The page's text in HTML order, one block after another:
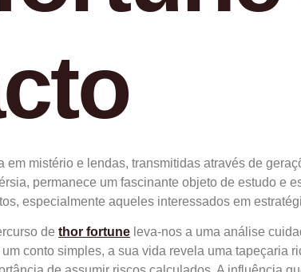
em mistério e lendas, transmitidas através de
permanece um fascinante objeto de estudo e
especialmente aqueles interessados em
de thor fortune leva-nos a uma análise
conto simples, a sua vida revela uma tapeçaria